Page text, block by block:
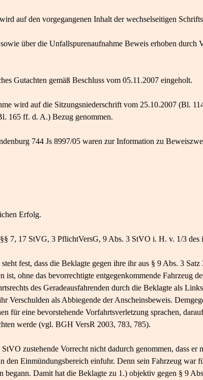
auf den vorgegangenen Inhalt der wechselseitigen
über die Unfallspurenaufnahme Beweis erhoben durch
Gutachten gemäß Beschluss vom 05.11.2007 eingeholt.
wird auf die Sitzungsniederschrift vom 25.10.2007 (Bl.
165 ff. d. A.) Bezug genommen.
744 Js 8997/05 waren zur Information zu
Erfolg.
7, 17 StVG, 3 PflichtVersG, 9 Abs. 3 StVO i. H. v. 1/3 des
fest, dass die Beklagte gegen ihre ihr aus § 9 Abs. 3
ist, ohne das bevorrechtigte entgegenkommende Fahrzeug
des Geradeausfahrenden durch die Beklagte als
Verschulden als Abbiegende der Anscheinsbeweis.
für eine bevorstehende Vorfahrtsverletzung sprachen,
werde (vgl. BGH VersR 2003, 783, 785).
zustehende Vorrecht nicht dadurch genommen, dass er
den Einmündungsbereich einfuhr. Denn sein Fahrzeug war
begann. Damit hat die Beklagte zu 1.) objektiv gegen § 9